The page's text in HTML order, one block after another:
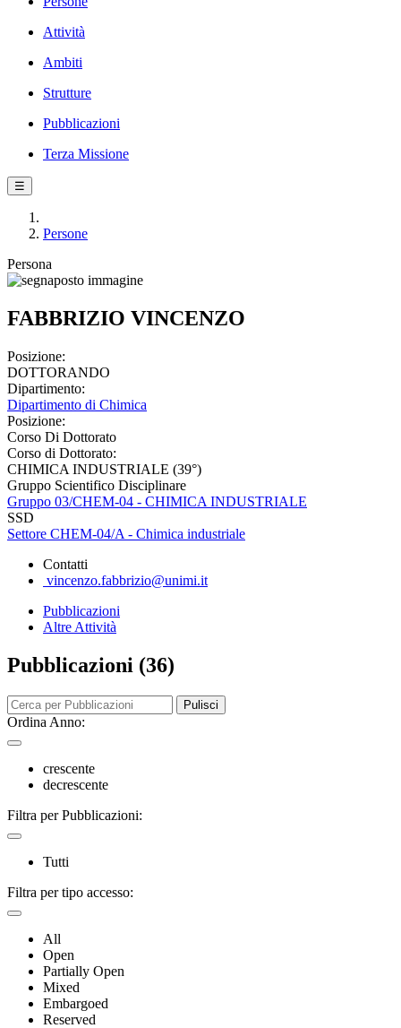
Attività
Ambiti
Strutture
Pubblicazioni
Terza Missione
☰
Persone
Persona
FABBRIZIO VINCENZO
Posizione:
DOTTORANDO
Dipartimento:
Dipartimento di Chimica
Posizione:
Corso Di Dottorato
Corso di Dottorato:
CHIMICA INDUSTRIALE (39°)
Gruppo Scientifico Disciplinare
Gruppo 03/CHEM-04 - CHIMICA INDUSTRIALE
SSD
Settore CHEM-04/A - Chimica industriale
Contatti
vincenzo.fabbrizio@unimi.it
Pubblicazioni
Altre Attività
Pubblicazioni (36)
Pulisci
Ordina Anno:
crescente
decrescente
Filtra per Pubblicazioni:
Tutti
Filtra per tipo accesso:
All
Open
Partially Open
Mixed
Embargoed
Reserved